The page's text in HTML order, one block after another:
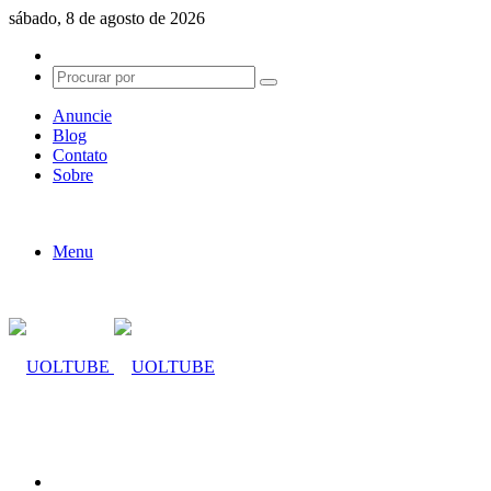
sábado, 8 de agosto de 2026
skin
Procurar
Anuncie
Blog
Contato
Sobre
Menu